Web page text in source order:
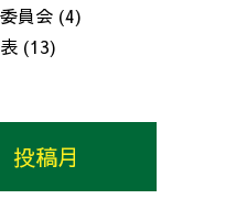
員会 (4)
(13)
投稿月